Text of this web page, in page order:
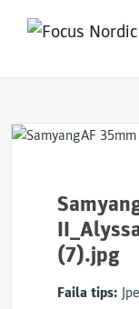
(7).jpg
Faila tips: